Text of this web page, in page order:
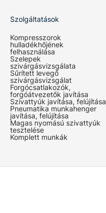
Szolgáltatások
Kompresszorok
hulladékhőjének
felhasználása
Szelepek
szivárgásvizsgálata
Sűrített levegő
szivárgásvizsgálat
Forgócsatlakozók,
forgóátvezetők javítása
Szivattyúk javítása, felújítása
Pneumatika munkahenger
javítása, felújítása
Magas nyomású szivattyúk
tesztelése
Komplett munkák